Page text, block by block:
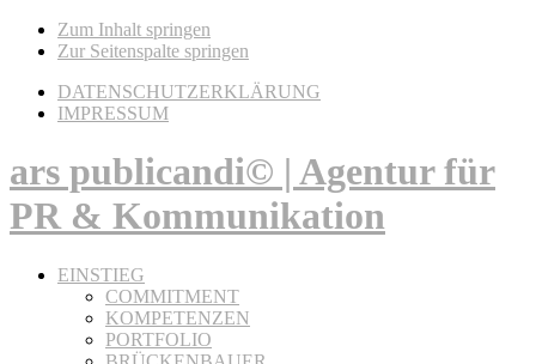
Zum Inhalt springen
Zur Seitenspalte springen
DATENSCHUTZERKLÄRUNG
IMPRESSUM
ars publicandi© | Agentur für
PR & Kommunikation
EINSTIEG
COMMITMENT
KOMPETENZEN
PORTFOLIO